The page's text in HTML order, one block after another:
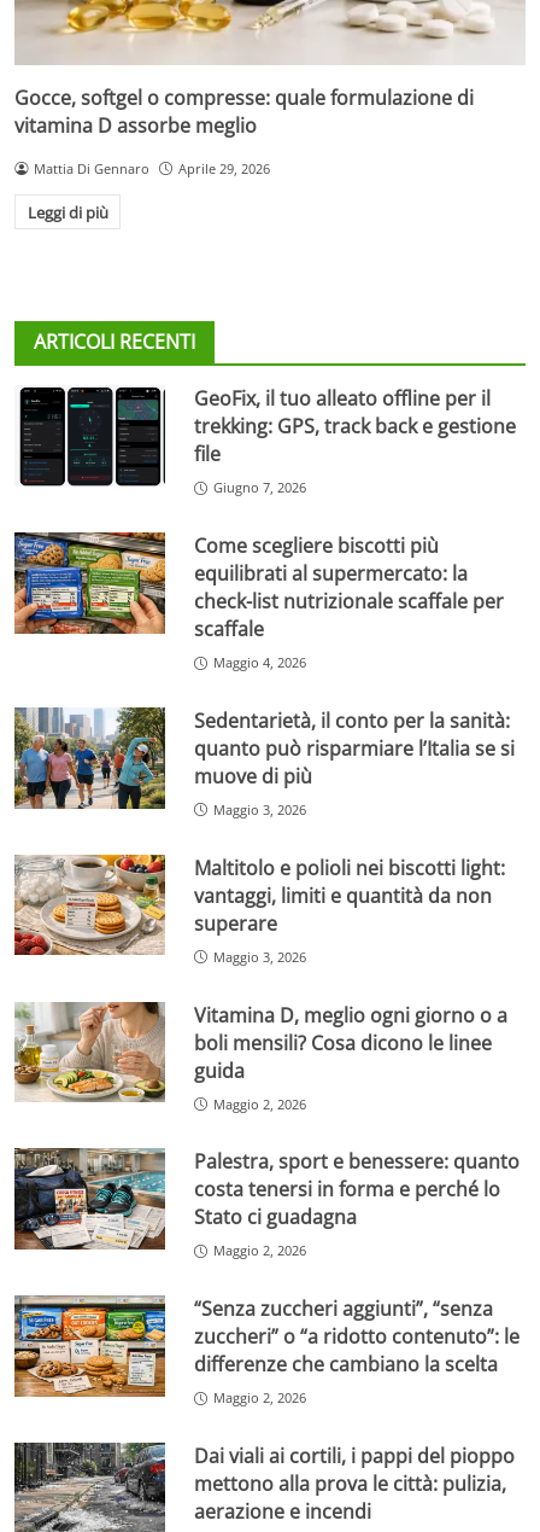
Gocce, softgel o compresse: quale formulazione di
vitamina D assorbe meglio
Mattia Di Gennaro Aprile 29, 2026
Leggi di più
ARTICOLI RECENTI
GeoFix, il tuo alleato offline per il
trekking: GPS, track back e gestione
file
Giugno 7, 2026
Come scegliere biscotti più
equilibrati al supermercato: la
check-list nutrizionale scaffale per
scaffale
Maggio 4, 2026
Sedentarietà, il conto per la sanità:
quanto può risparmiare l’Italia se si
muove di più
Maggio 3, 2026
Maltitolo e polioli nei biscotti light:
vantaggi, limiti e quantità da non
superare
Maggio 3, 2026
Vitamina D, meglio ogni giorno o a
boli mensili? Cosa dicono le linee
guida
Maggio 2, 2026
Palestra, sport e benessere: quanto
costa tenersi in forma e perché lo
Stato ci guadagna
Maggio 2, 2026
“Senza zuccheri aggiunti”, “senza
zuccheri” o “a ridotto contenuto”: le
differenze che cambiano la scelta
Maggio 2, 2026
Dai viali ai cortili, i pappi del pioppo
mettono alla prova le città: pulizia,
aerazione e incendi